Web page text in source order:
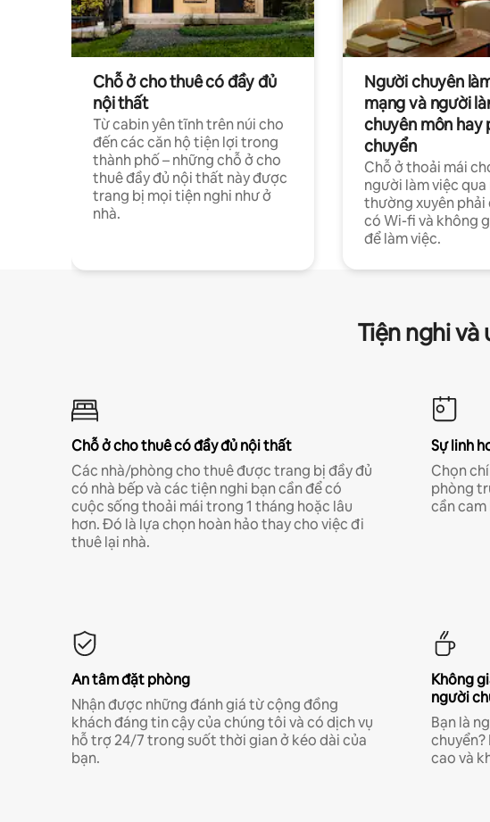
Chỗ ở cho thuê có đầy đủ
nội thất
Từ cabin yên tĩnh trên núi cho
đến các căn hộ tiện lợi trong
thành phố – những chỗ ở cho
thuê đầy đủ nội thất này được
trang bị mọi tiện nghi như ở
nhà.
Người chuyên
mạng và người
chuyên môn hay
chuyển
Chỗ ở thoải mái
người làm việc qua
thường xuyên phải
có Wi-fi và không
để làm việc.
Tiện nghi và
Chỗ ở cho thuê có đầy đủ nội thất
Các nhà/phòng cho thuê được trang bị đầy đủ
có nhà bếp và các tiện nghi bạn cần để có
cuộc sống thoải mái trong 1 tháng hoặc lâu
hơn. Đó là lựa chọn hoàn hảo thay cho việc đi
thuê lại nhà.
Sự linh
Chọn
phòng
cần
An tâm đặt phòng
Nhận được những đánh giá từ cộng đồng
khách đáng tin cậy của chúng tôi và có dịch vụ
hỗ trợ 24/7 trong suốt thời gian ở kéo dài của
bạn.
Không
người
Bạn là
cao và